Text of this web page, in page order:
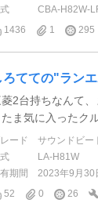
CBA-H82W-
1436
1 295
ろてての"ラン
菱2台持ちなんて
たま気に入ったク
ード
サウンドビー
LA-H81W
期間
2023年9月30
52
0 26